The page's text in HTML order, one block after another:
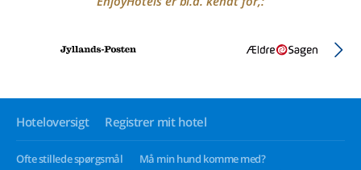
Hoteloversigt Registrer mit hotel
Ofte stillede spørgsmål
Må min hund komme med?